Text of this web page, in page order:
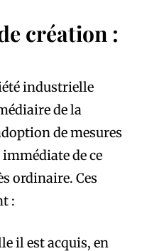
création :
industrielle
de la
de mesures
de ce
ordinaire. Ces
:
il est acquis, en